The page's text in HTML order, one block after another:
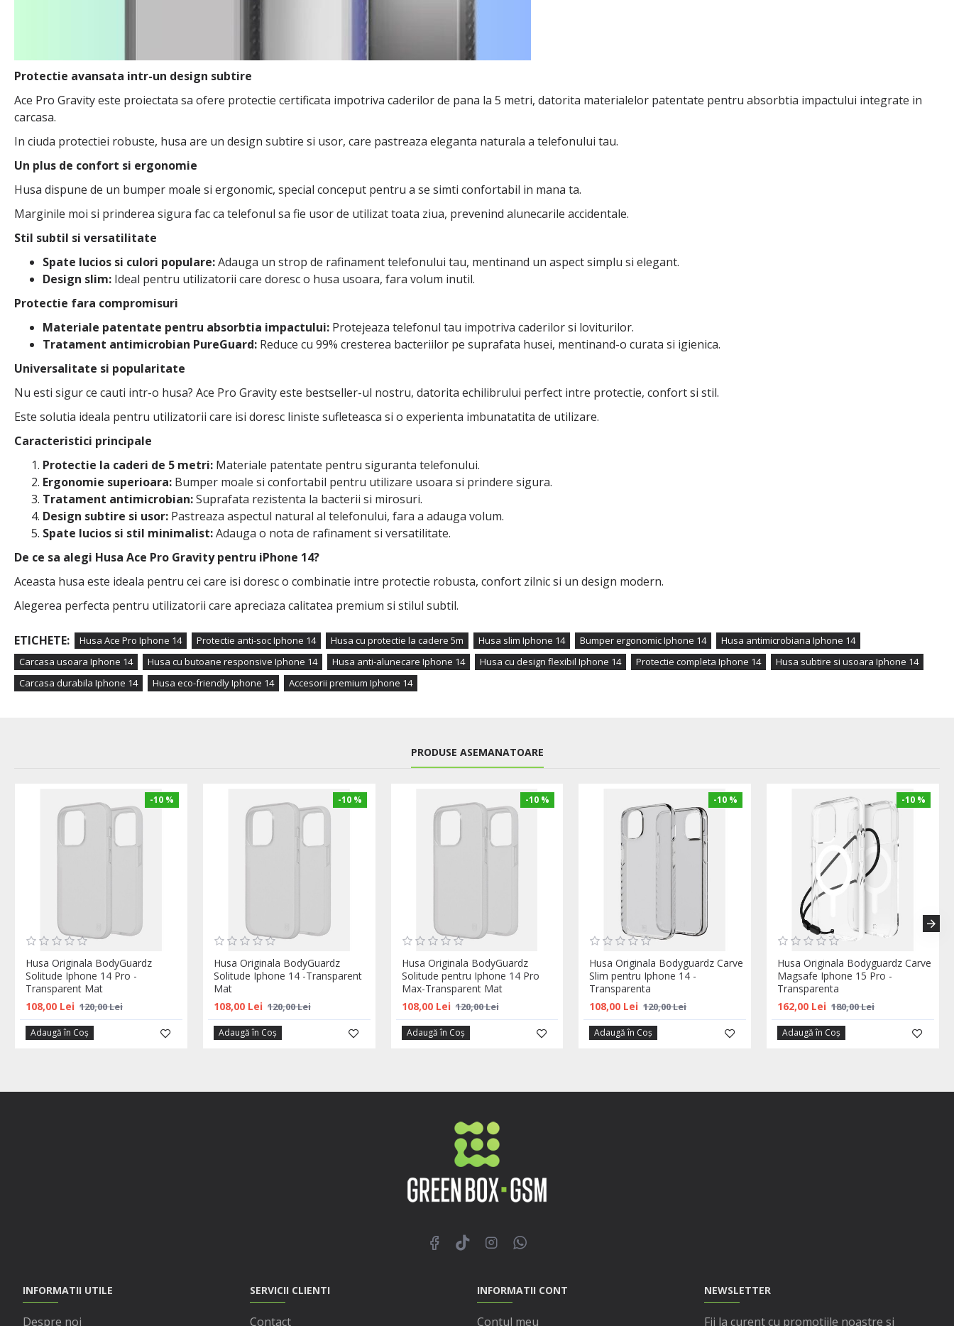
Protectie avansata intr-un design subtire
Ace Pro Gravity este proiectata sa ofere protectie certificata impotriva caderilor de pana la 5 metri, datorita materialelor patentate pentru absorbtia impactului integrate in
carcasa.
In ciuda protectiei robuste, husa are un design subtire si usor, care pastreaza eleganta naturala a telefonului tau.
Un plus de confort si ergonomie
Husa dispune de un bumper moale si ergonomic, special conceput pentru a se simti confortabil in mana ta.
Marginile moi si prinderea sigura fac ca telefonul sa fie usor de utilizat toata ziua, prevenind alunecarile accidentale.
Stil subtil si versatilitate
Spate lucios si culori populare:Adauga un strop de rafinament telefonului tau, mentinand un aspect simplu si elegant.
Design slim: Ideal pentru utilizatorii care doresc o husa usoara, fara volum inutil.
Protectie fara compromisuri
Materiale patentate pentru absorbtia impactului: Protejeaza telefonul tau impotriva caderilor si loviturilor.
Tratament antimicrobian PureGuard: Reduce cu 99% cresterea bacteriilor pe suprafata husei, mentinand-o curata si igienica.
Universalitate si popularitate
Nu esti sigur ce cauti intr-o husa? Ace Pro Gravity este bestseller-ul nostru, datorita echilibrului perfect intre protectie, confort si stil.
Este solutia ideala pentru utilizatorii care isi doresc liniste sufleteasca si o experienta imbunatatita de utilizare.
Caracteristici principale
Protectie la caderi de 5 metri: Materiale patentate pentru siguranta telefonului.
Ergonomie superioara: Bumper moale si confortabil pentru utilizare usoara si prindere sigura.
Tratament antimicrobian:Suprafata rezistenta la bacterii si mirosuri.
Design subtire si usor: Pastreaza aspectul natural al telefonului, fara a adauga volum.
Spate lucios si stil minimalist:Adauga o nota de rafinament si versatilitate.
De ce sa alegi Husa Ace Pro Gravity pentru iPhone 14?
Aceasta husa este ideala pentru cei care isi doresc o combinatie intre protectie robusta, confort zilnic si un design modern.
Alegerea perfecta pentru utilizatorii care apreciaza calitatea premium si stilul subtil.
ETICHETE: Husa Ace Pro Iphone 14 Protectie anti-soc Iphone 14 Husa cu protectie la cadere 5m Husa slim Iphone 14 Bumper ergonomic Iphone 14
Husa antimicrobiana Iphone 14
Carcasa usoara Iphone 14
Husa cu butoane responsive Iphone 14 Husa anti-alunecare Iphone 14 Husa cu design flexibil Iphone 14 Protectie completa Iphone 14
Husa subtire si usoara Iphone 14
Carcasa durabila Iphone 14
Husa eco-friendly Iphone 14 Accesorii premium Iphone 14
PRODUSE ASEMANATOARE
-10 %
Husa Originala BodyGuardz
Solitude Iphone 14 Pro -
Transparent Mat
108,00 Lei 120,00 Lei
Adaugă în Coş
-10 %
Husa Originala BodyGuardz
Solitude Iphone 14 -Transparent
Mat
108,00 Lei 120,00 Lei
Adaugă în Coş
-10 %
Husa Originala BodyGuardz
Solitude pentru Iphone 14 Pro
Max-Transparent Mat
108,00 Lei 120,00 Lei
Adaugă în Coş
-10 %
Husa Originala Bodyguardz Carve
Slim pentru Iphone 14 -
Transparenta
108,00 Lei 120,00 Lei
Adaugă în Coş
-10 %
Husa Originala Bodyguardz Carve
Magsafe Iphone 15 Pro -
Transparenta
162,00 Lei 180,00 Lei
Adaugă în Coş
INFORMATII UTILE
Despre noi
SERVICII CLIENTI
Contact
INFORMATII CONT
Contul meu
NEWSLETTER
Fii la curent cu promotiile noastre si